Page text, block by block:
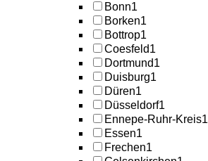
Bonn1
Borken1
Bottrop1
Coesfeld1
Dortmund1
Duisburg1
Düren1
Düsseldorf1
Ennepe-Ruhr-Kreis1
Essen1
Frechen1